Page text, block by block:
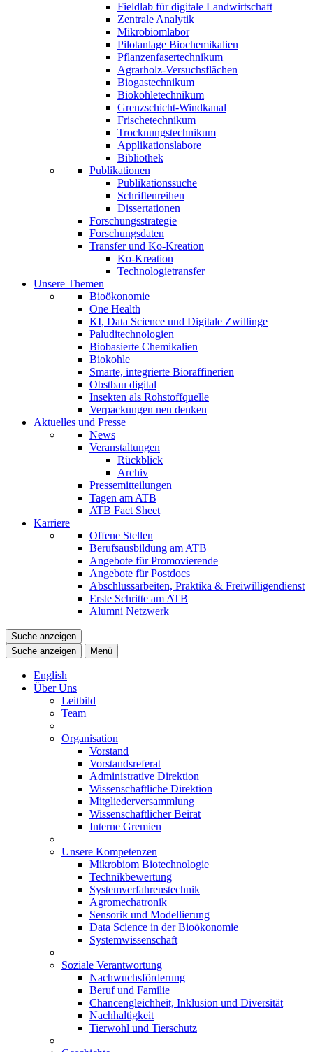
Fieldlab für digitale Landwirtschaft
Zentrale Analytik
Mikrobiomlabor
Pilotanlage Biochemikalien
Pflanzenfasertechnikum
Agrarholz-Versuchsflächen
Biogastechnikum
Biokohletechnikum
Grenzschicht-Windkanal
Frischetechnikum
Trocknungstechnikum
Applikationslabore
Bibliothek
Publikationen
Publikationssuche
Schriftenreihen
Dissertationen
Forschungsstrategie
Forschungsdaten
Transfer und Ko-Kreation
Ko-Kreation
Technologietransfer
Unsere Themen
Bioökonomie
One Health
KI, Data Science und Digitale Zwillinge
Paluditechnologien
Biobasierte Chemikalien
Biokohle
Smarte, integrierte Bioraffinerien
Obstbau digital
Insekten als Rohstoffquelle
Verpackungen neu denken
Aktuelles und Presse
News
Veranstaltungen
Rückblick
Archiv
Pressemitteilungen
Tagen am ATB
ATB Fact Sheet
Karriere
Offene Stellen
Berufsausbildung am ATB
Angebote für Promovierende
Angebote für Postdocs
Abschlussarbeiten, Praktika & Freiwilligendienst
Erste Schritte am ATB
Alumni Netzwerk
Suche anzeigen
Suche anzeigen
Menü
English
Über Uns
Leitbild
Team
Organisation
Vorstand
Vorstandsreferat
Administrative Direktion
Wissenschaftliche Direktion
Mitgliederversammlung
Wissenschaftlicher Beirat
Interne Gremien
Unsere Kompetenzen
Mikrobiom Biotechnologie
Technikbewertung
Systemverfahrenstechnik
Agromechatronik
Sensorik und Modellierung
Data Science in der Bioökonomie
Systemwissenschaft
Soziale Verantwortung
Nachwuchsförderung
Beruf und Familie
Chancengleichheit, Inklusion und Diversität
Nachhaltigkeit
Tierwohl und Tierschutz